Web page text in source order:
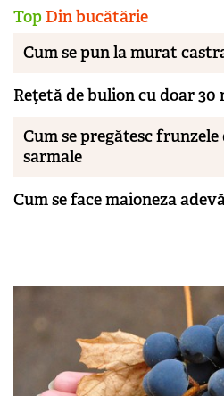
Top Din bucătărie
Cum se pun la murat
Reţetă de bulion cu doar
Cum se pregătesc
sarmale
Cum se face maioneza